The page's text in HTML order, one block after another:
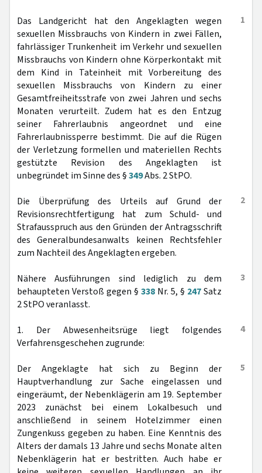
1
Das Landgericht hat den Angeklagten wegen
sexuellen Missbrauchs von Kindern in zwei Fällen,
fahrlässiger Trunkenheit im Verkehr und sexuellen
Missbrauchs von Kindern ohne Körperkontakt mit
dem Kind in Tateinheit mit Vorbereitung des
sexuellen Missbrauchs von Kindern zu einer
Gesamtfreiheitsstrafe von zwei Jahren und sechs
Monaten verurteilt. Zudem hat es den Entzug
seiner Fahrerlaubnis angeordnet und eine
Fahrerlaubnissperre bestimmt. Die auf die Rügen
der Verletzung formellen und materiellen Rechts
gestützte Revision des Angeklagten ist
unbegründet im Sinne des §349Abs. 2 StPO.
2
Die Überprüfung des Urteils auf Grund der
Revisionsrechtfertigung hat zum Schuld- und
Strafausspruch aus den Gründen der Antragsschrift
des Generalbundesanwalts keinen Rechtsfehler
zum Nachteil des Angeklagten ergeben.
3
Nähere Ausführungen sind lediglich zu dem
behaupteten Verstoß gegen § 338 Nr. 5, § 247Satz
2 StPO veranlasst.
4
1. Der Abwesenheitsrüge liegt folgendes
Verfahrensgeschehen zugrunde:
5
Der Angeklagte hat sich zu Beginn der
Hauptverhandlung zur Sache eingelassen und
eingeräumt, der Nebenklägerin am 19. September
2023 zunächst bei einem Lokalbesuch und
anschließend in seinem Hotelzimmer einen
Zungenkuss gegeben zu haben. Eine Kenntnis des
Alters der damals 13 Jahre und sechs Monate alten
Nebenklägerin hat er bestritten. Auch habe er